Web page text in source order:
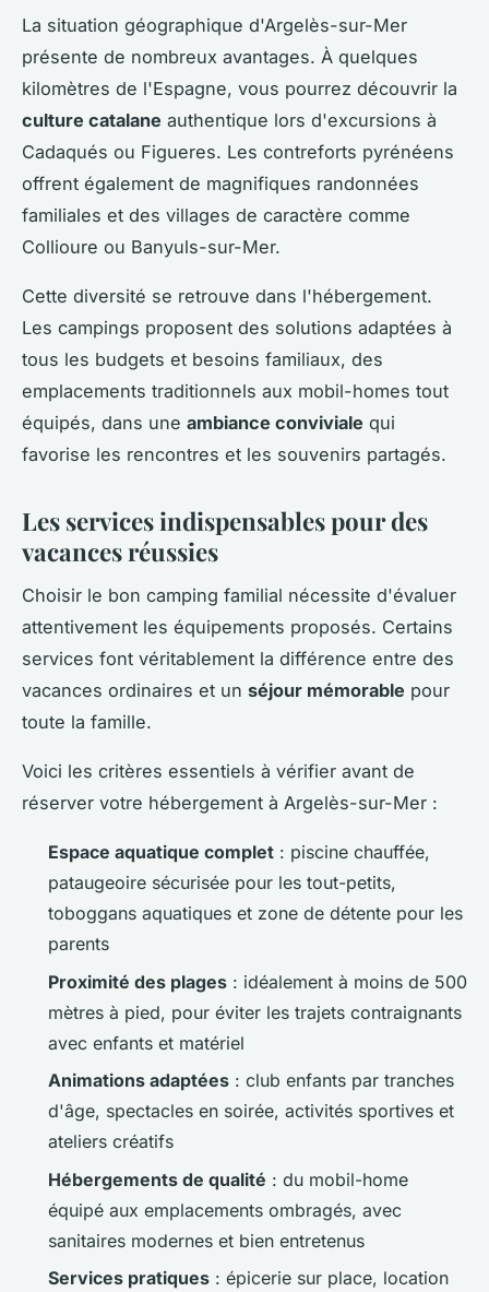
La situation géographique d'Argelès-sur-Mer
présente de nombreux avantages. À quelques
kilomètres de l'Espagne, vous pourrez découvrir la
culture catalane authentique lors d'excursions à
Cadaqués ou Figueres. Les contreforts pyrénéens
offrent également de magnifiques randonnées
familiales et des villages de caractère comme
Collioure ou Banyuls-sur-Mer.
Cette diversité se retrouve dans l'hébergement.
Les campings proposent des solutions adaptées à
tous les budgets et besoins familiaux, des
emplacements traditionnels aux mobil-homes tout
équipés, dans une ambiance conviviale qui
favorise les rencontres et les souvenirs partagés.
Les services indispensables pour des
vacances réussies
Choisir le bon camping familial nécessite d'évaluer
attentivement les équipements proposés. Certains
services font véritablement la différence entre des
vacances ordinaires et un séjour mémorable pour
toute la famille.
Voici les critères essentiels à vérifier avant de
réserver votre hébergement à Argelès-sur-Mer :
Espace aquatique complet : piscine chauffée,
pataugeoire sécurisée pour les tout-petits,
toboggans aquatiques et zone de détente pour les
parents
Proximité des plages : idéalement à moins de 500
mètres à pied, pour éviter les trajets contraignants
avec enfants et matériel
Animations adaptées : club enfants par tranches
d'âge, spectacles en soirée, activités sportives et
ateliers créatifs
Hébergements de qualité : du mobil-home
équipé aux emplacements ombragés, avec
sanitaires modernes et bien entretenus
Services pratiques : épicerie sur place, location